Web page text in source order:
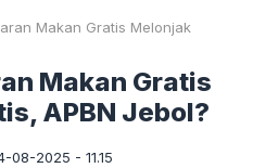
Makan Gratis Melonjak
Makan Gratis
APBN Jebol?
08-2025 - 11.15